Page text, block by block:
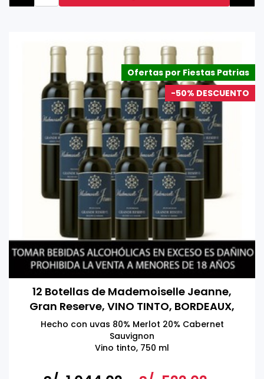
Ofertas por Fiestas Patrias
-50% DESCUENTO
12 Botellas de Mademoiselle Jeanne,
Gran Reserve, VINO TINTO, BORDEAUX,
FRANCIA 750 ml
Hecho con uvas 80% Merlot 20% Cabernet
Sauvignon
Vino tinto, 750 ml
Producto de Francia